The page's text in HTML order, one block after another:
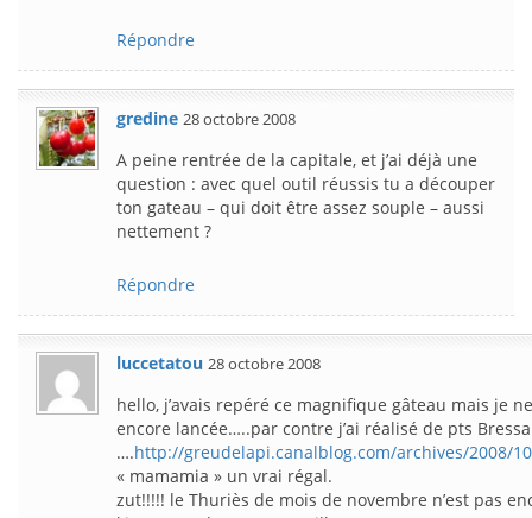
Répondre
gredine 28 octobre 2008
A peine rentrée de la capitale, et j’ai déjà une
question : avec quel outil réussis tu a découper
ton gateau – qui doit être assez souple – aussi
nettement ?
Répondre
luccetatou 28 octobre 2008
hello, j’avais repéré ce magnifique gâteau mais je
encore lancée…..par contre j’ai réalisé de pts
….http://greudelapi.canalblog.com/archives/2008/
« mamamia » un vrai régal.
zut!!!!! le Thuriès de mois de novembre n’est pas